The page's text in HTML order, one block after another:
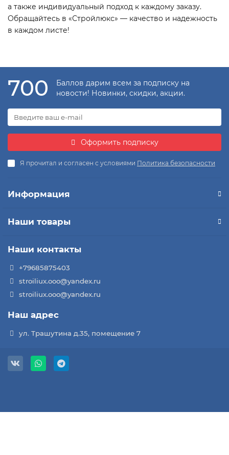
а также индивидуальный подход к каждому заказу.
Обращайтесь в «Стройлюкс» — качество и надежность
в каждом листе!
700
Баллов дарим всем за подписку на
новости! Новинки, скидки, акции.
Оформить подписку
Я прочитал и согласен с условиями Политика безопасности
Информация
Наши товары
Наши контакты
+79685875403
stroiliux.ooo@yandex.ru
stroiliux.ooo@yandex.ru
Наш адрес
ул. Трашутина д.35, помещение 7